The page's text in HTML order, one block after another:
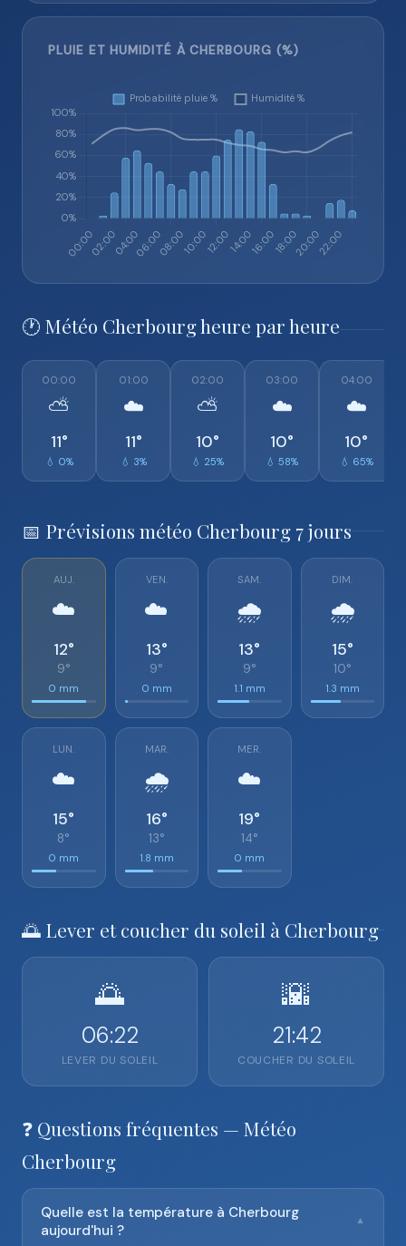
PLUIE ET HUMIDITÉ À CHERBOURG (%)
🕐 Météo Cherbourg heure par heure
00:00
⛅
11°
💧 0%
01:00
☁️
11°
💧 3%
02:00
⛅
10°
💧 25%
03:00
☁️
10°
💧 58%
04:00
☁️
10°
💧 65%
📅 Prévisions météo Cherbourg 7 jours
AUJ.
☁️
12°
9°
0 mm
VEN.
☁️
13°
9°
0 mm
SAM.
🌧️
13°
9°
1.1 mm
DIM.
🌧️
15°
10°
1.3 mm
LUN.
☁️
15°
8°
0 mm
MAR.
🌧️
16°
13°
1.8 mm
MER.
☁️
19°
14°
0 mm
🌅 Lever et coucher du soleil à Cherbourg
🌅
06:22
LEVER DU SOLEIL
🌇
21:42
COUCHER DU SOLEIL
❓ Questions fréquentes — Météo
Cherbourg
Quelle est la température à Cherbourg
aujourd'hui ?
▼